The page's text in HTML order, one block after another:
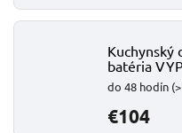
Kuchynský
batéria
do 48 hodín
€104